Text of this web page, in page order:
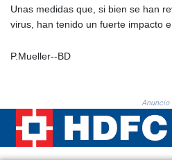
LRD
LSL
MDL
Unas medidas que, si bien se han
virus, han tenido un fuerte impacto
P.Mueller--BD
Anuncio